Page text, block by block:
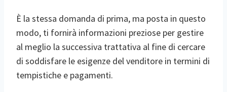
È la stessa domanda di prima, ma posta in questo
modo, ti fornirà informazioni preziose per gestire
al meglio la successiva trattativa al fine di cercare
di soddisfare le esigenze del venditore in termini di
tempistiche e pagamenti.